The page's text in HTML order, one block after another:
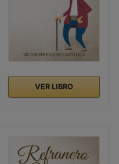
VER LIBRO